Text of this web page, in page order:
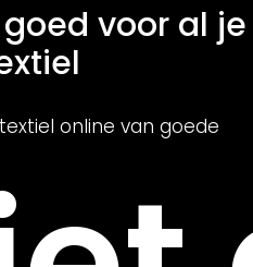
voor al je
online van goede